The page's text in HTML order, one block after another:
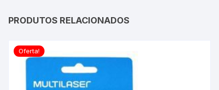
PRODUTOS RELACIONADOS
Oferta!